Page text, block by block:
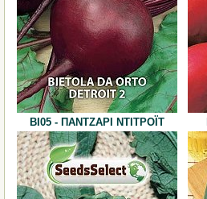
BI05 - ΠΑΝΤΖΑΡΙ ΝΤΙΤΡΟΪΤ